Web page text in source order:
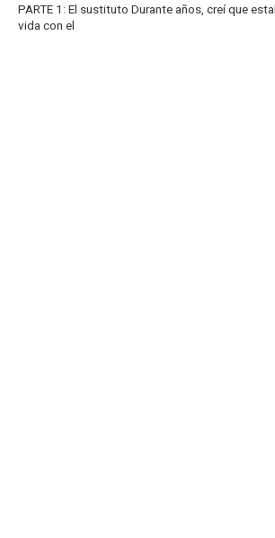
PARTE 1: El sustituto Durante años, creí que
vida con el